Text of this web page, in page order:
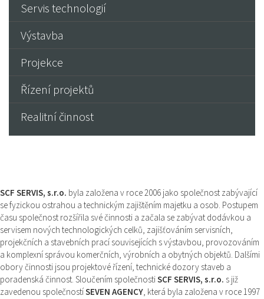
Servis technologií
Výstavba
Projekce
Řízení projektů
Realitní činnost
SCF SERVIS, s.r.o. byla založena v roce 2006 jako společnost zabývající
se fyzickou ostrahou a technickým zajištěním majetku a osob. Postupem
času společnost rozšířila své činnosti a začala se zabývat dodávkou a
servisem nových technologických celků, zajišťováním servisních,
projekčních a stavebních prací souvisejících s výstavbou, provozováním
a komplexní správou komerčních, výrobních a obytných objektů. Dalšími
obory činnosti jsou projektové řízení, technické dozory staveb a
poradenská činnost. Sloučením společnostiSCF SERVIS, s.r.o. s již
zavedenou společnostíSEVEN AGENCY, která byla založena v roce 1997